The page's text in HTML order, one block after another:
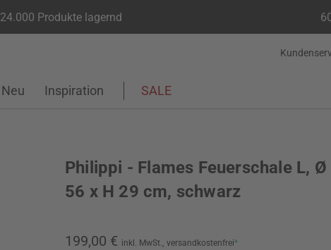
24.000 Produkte lagernd
Neu Inspiration SALE
Philippi - Flames Feuerschale L, Ø
56 x H 29 cm, schwarz
199,00 € inkl. MwSt., versandkostenfrei*